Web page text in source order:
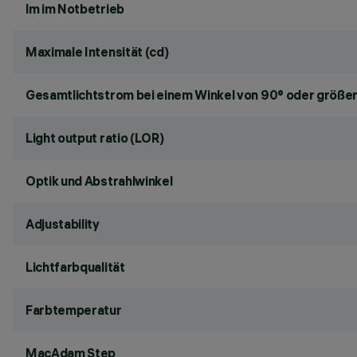
lm im Notbetrieb
Maximale Intensität (cd)
Gesamtlichtstrom bei einem Winkel von 90° oder
Light output ratio (LOR)
Optik und Abstrahlwinkel
Adjustability
Lichtfarbqualität
Farbtemperatur
MacAdam Step